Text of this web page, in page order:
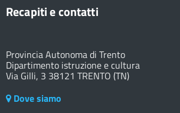
Recapiti e contatti
Provincia Autonoma di Trento
Dipartimento istruzione e cultura
Via Gilli, 3 38121 TRENTO (TN)
Dove siamo